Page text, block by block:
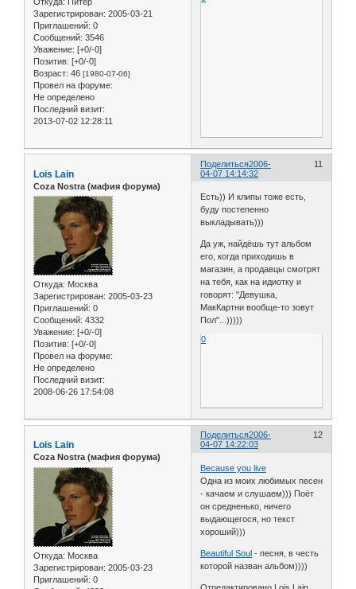
Зарегистрирован: 2005-03-21
Приглашений: 0
Сообщений: 3546
Уважение: [+0/-0]
Позитив: [+0/-0]
Возраст: 46 [1980-07-06]
Провел на форуме:
Не определено
Последний визит:
2013-07-02 12:28:11
Поделиться 11
2006-
04-07 14:14:32
Lois Lain
Coza Nostra (мафия форума)
Откуда: Москва
Зарегистрирован: 2005-03-23
Приглашений: 0
Сообщений: 4332
Уважение: [+0/-0]
Позитив: [+0/-0]
Провел на форуме:
Не определено
Последний визит:
2008-06-26 17:54:08
Есть)) И клипы тоже есть,
буду постепенно
выкладывать)))
Да уж, найдёшь тут альбом
его, когда приходишь в
магазин, а продавцы смотрят
на тебя, как на идиотку и
говорят: "Девушка,
МакКартни вообще-то зовут
Пол"...)))))
0
Поделиться 12
2006-
04-07 14:22:03
Lois Lain
Coza Nostra (мафия форума)
Откуда: Москва
Зарегистрирован: 2005-03-23
Приглашений: 0
Because you live
Одна из моих любимых песен
- качаем и слушаем))) Поёт
он средненько, ничего
выдающегося, но текст
хороший)))
Beautiful Soul - песня, в честь
которой назван альбом))))